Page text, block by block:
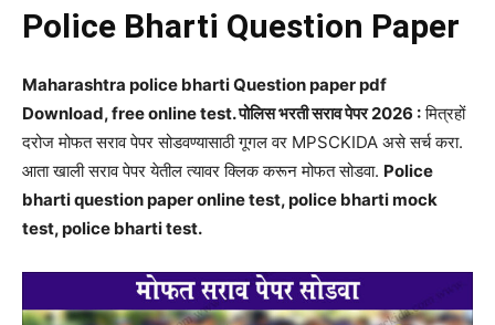
Police Bharti Question Paper
Maharashtra police bharti Question paper pdf
Download, free online test. पोलिस भरती सराव पेपर 2026 :मित्रहों
दरोज मोफत सराव पेपर सोडवण्यासाठी गूगल वर MPSCKIDA असे सर्च करा.
आता खाली सराव पेपर येतील त्यावर क्लिक करून मोफत सोडवा. Police
bharti question paper online test, police bharti mock
test, police bharti test.